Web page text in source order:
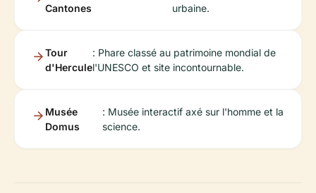
Cantones
urbaine.
Tour
d'Hercule
: Phare classé au patrimoine mondial de
l'UNESCO et site incontournable.
Musée
Domus
: Musée interactif axé sur l'homme et la
science.